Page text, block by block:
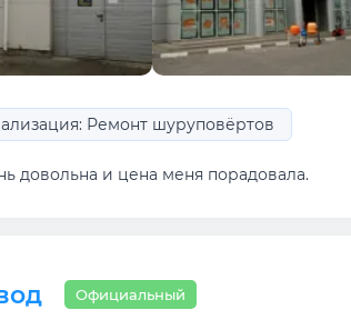
Ремонт шуруповёртов
довольна и цена меня порадовала.
Официальный